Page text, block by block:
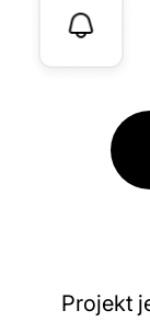
Projekt